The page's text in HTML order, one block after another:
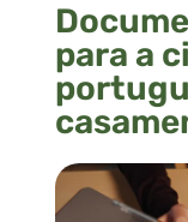
para a